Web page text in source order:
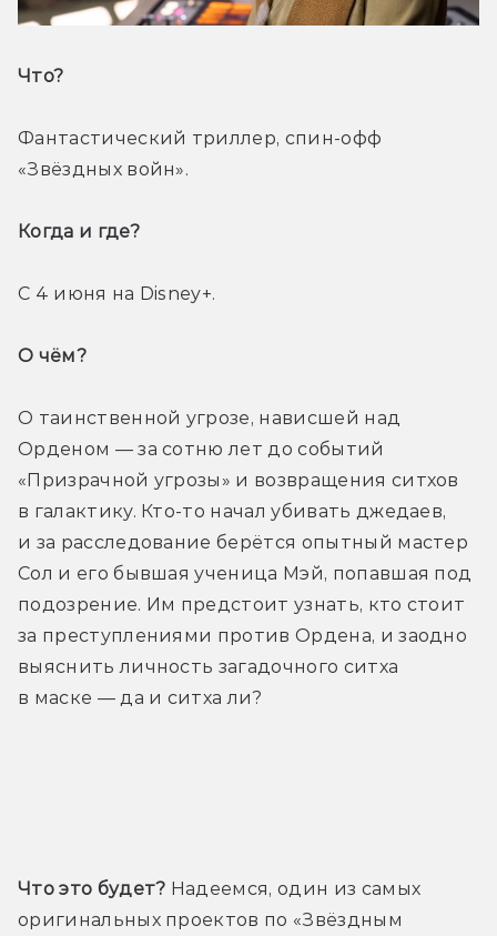
Что?
Фантастический триллер, спин-офф
«Звёздных войн».
Когда и где?
С 4 июня на Disney+.
О чём?
О таинственной угрозе, нависшей над
Орденом — за сотню лет до событий
«Призрачной угрозы» и возвращения ситхов
в галактику. Кто-то начал убивать джедаев,
и за расследование берётся опытный мастер
Сол и его бывшая ученица Мэй, попавшая под
подозрение. Им предстоит узнать, кто стоит
за преступлениями против Ордена, и заодно
выяснить личность загадочного ситха
в маске — да и ситха ли?
Что это будет? Надеемся, один из самых
оригинальных проектов по «Звёздным